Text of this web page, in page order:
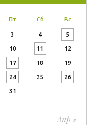
Пт Сб Вс
Апр »
3 4 5
10 11 12
17 18 19
24 25 26
31